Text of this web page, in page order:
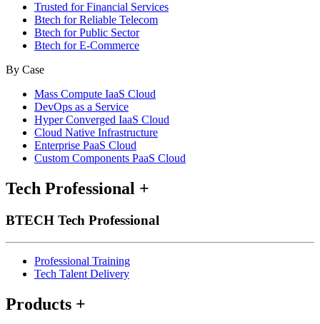
Trusted for Financial Services
Btech for Reliable Telecom
Btech for Public Sector
Btech for E-Commerce
By Case
Mass Compute IaaS Cloud
DevOps as a Service
Hyper Converged IaaS Cloud
Cloud Native Infrastructure
Enterprise PaaS Cloud
Custom Components PaaS Cloud
Tech Professional +
BTECH Tech Professional
Professional Training
Tech Talent Delivery
Products +